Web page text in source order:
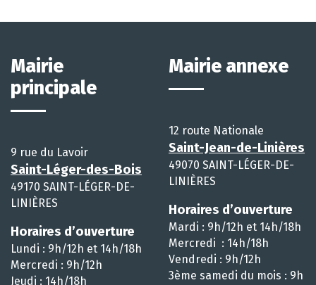
Mairie
principale
9 rue du Lavoir
Saint-Léger-des-Bois
49170 SAINT-LÉGER-DE-
LINIÈRES
Horaires d’ouverture
Lundi : 9h/12h et 14h/18h
Mercredi : 9h/12h
Jeudi : 14h/18h
Mairie annexe
12 route Nationale
Saint-Jean-de-Linières
49070 SAINT-LÉGER-DE-
LINIÈRES
Horaires d’ouverture
Mardi : 9h/12h et 14h/18h
Mercredi : 14h/18h
Vendredi : 9h/12h
3ème samedi du mois : 9h